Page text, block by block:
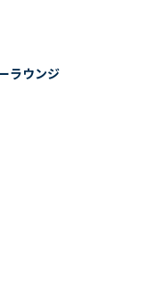
ラウンジ